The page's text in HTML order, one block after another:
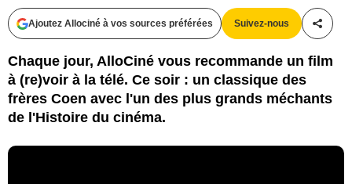
Ajoutez Allociné à vos sources préférées Suivez-nous
Chaque jour, AlloCiné vous recommande un film
à (re)voir à la télé. Ce soir : un classique des
frères Coen avec l'un des plus grands méchants
de l'Histoire du cinéma.